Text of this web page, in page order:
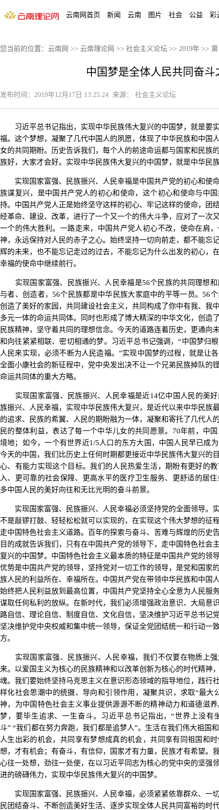
云南网首页 新闻 云南 图片 社会 公益 彩
您当前的位置： 云南网 >> 云南理论网 >> 社会主义论坛 >> 2019年 >>
中国梦是全体人民共同奋斗
发布时间： 2019年12月17日 13:25:24 来源： 社会主义论坛
习近平总书记指出，实现中华民族伟大复兴的中国梦，就是要
福。这个梦想，凝聚了几代中国人的夙愿，体现了中华民族和中国
女的共同期盼。历史告诉我们，每个人的前途命运都与国家和民族
族好，大家才会好。实现中华民族伟大复兴的中国梦，就是中华民
实现国家富强、民族振兴、人民幸福是中国共产党的初心和使
族谋复兴，是中国共产党人的初心和使命，这个初心和使命与中
持。中国共产党人正是始终坚守这样的初心、牢记这样的使命，团
经革命、建设、改革，进行了一个又一个的伟大斗争，应对了一次
一个的伟大胜利。一路走来，中国共产党人初心不改，使命在肩
神，永远保持对人民的赤子之心。始终坚持一切向前走，都不能忘
辉的未来，也不能忘记走过的过去，不能忘记为什么出发的初心，
幸福的使命中继续前行。
实现国家富强、民族振兴、人民幸福是56个民族的共同理想和
与者、创造者，56个民族都是中华民族大家庭中的平等一员。56
创造了美好的家园，共同建设社会主义，共同构成了你中有我、我
多元一体的命运共同体。同时也形成了博大精深的中华文化，创造
民族精神，坚守着共同的理想信念。今天的道路连着历史，更通向
和向往紧紧相联、密切相通的梦。习近平总书记强调，“中国梦归
人民来实现，必须不断为人民造福。”实现中国梦的过程，就是让
全面小康社会的新征程中，党中央发出决不让一个兄弟民族掉队的
命运共同体的重大方略。
实现国家富强、民族振兴、人民幸福是近14亿中国人民的美好
族振兴、人民幸福，实现中华民族伟大复兴，是近代以来中华民族
的追求、民族的希翼、人民的期盼融为一体，凝聚和寄托了几代人
民的整体利益，表达了每一个中华儿女的共同愿景。70年前，中
境地；如今，一个有世界近1/5人口的东方大国，中国人民早已成
今天的中国，我们比历史上任何时期都更接近中华民族伟大复兴的
心、有能力实现这个目标。我们的人民热爱生活，期盼有更好的
入、更可靠的社会保障、更高水平的医疗卫生服务、更舒适的居
多中国人民的美好向往和无比光明的奋斗前景。
实现国家富强、民族振兴、人民幸福必须坚持党的全面领导。
不是敲锣打鼓、轻轻松松就可以实现的，在实现这个伟大梦想的征
走中国特色社会主义道路。百年的探索与奋斗、苦难与辉煌的历史
目的成就告诉我们，只有在中国共产党的领导下，走中国特色社会
复兴的中国梦。中国特色社会主义最本质的特征是中国共产党的领
优势是中国共产党的领导，坚持党对一切工作的领导，是党和国家
族人民的利益所在、幸福所在。中国共产党在带领中华民族和中国
始终把人民利益放到最高位置，中国共产党坚持全心全意为人民服
谋取任何私利的放纵。在新时代，我们必须增强政治意识、大局意
路自信、理论自信、制度自信、文化自信，坚决维护习近平总书记
坚决维护党中央权威和集中统一领导，保证全党团结统一和行动一
方。
实现国家富强、民族振兴、人民幸福，我们不仅要在物质上强
来。以爱国主义为核心的民族精神和以改革创新为核心的时代精神
魂。我们要始终坚持马克思主义在意识形态领域的指导地位，践行
样化社会思潮中的统摄、导向和引领作用，凝聚共识，求取“最大
神，为中国特色社会主义事业提供源源不断的精神动力和道德滋
梦，要毕生追求、一生奋斗。习近平总书记指出，“世界上没有
斗” “我们都在努力奔跑，我们都是追梦人”。生活在我们伟大祖国
人生出彩的机会，共同享有梦想成真的机会，共同享有同祖国和
想，才有机会；有奋斗，有信仰，国家才有力量，民族才有希望。
心往一处想，劲往一处使，在以习近平同志为核心的党中央的坚强
进的磅礴伟力，实现中华民族伟大复兴的中国梦。
实现国家富强、民族振兴、人民幸福，必须紧紧依靠群众、一
民团结奋斗、不断创造美好生活、逐步实现全体人民共同富裕的时